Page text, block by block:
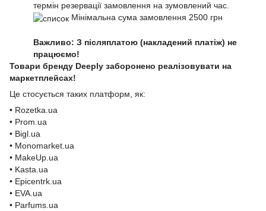
термін резервації замовлення на зумовлений час.
Мінімальна сума замовлення 2500 грн
Важливо: З післяплатою (накладений платіж) не
працюємо!
Товари бренду Deeply заборонено реалізовувати на
маркетплейсах!
Це стосується таких платформ, як:
• Rozetka.ua
• Prom.ua
• Bigl.ua
• Monomarket.ua
• MakeUp.ua
• Kasta.ua
• Epicentrk.ua
• EVA.ua
• Parfums.ua